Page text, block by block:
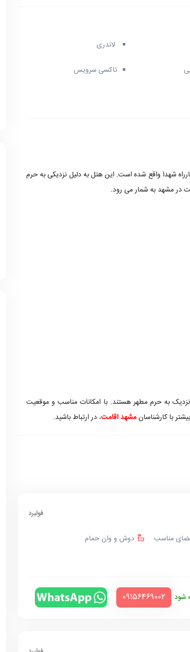
لاندری
تاکسی سرویس
شهدا واقع شده است. این هتل به دلیل نزدیکی به حرم
در مشهد به شمار می رود.
به حرم مطهر هستند. با امکانات مناسب و موقعیت
با کارشناسانمشهد اقامت، در ارتباط باشید.
فولبرد
مناسب
دوش و وان حمام
شود ‪09156469002‬